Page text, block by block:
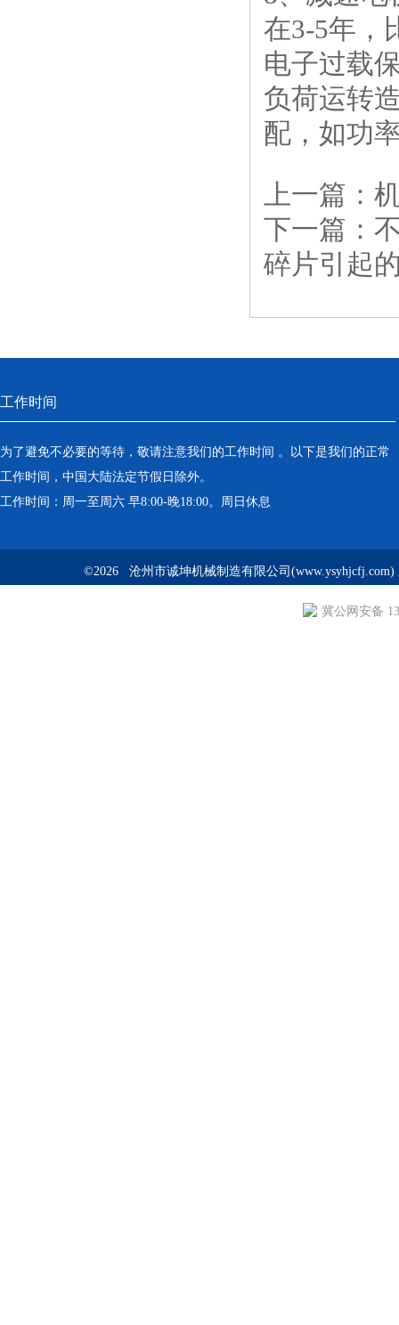
在3-5年，
电子过载
负荷运转
配，如功
上一篇：
下一篇：
碎片引起
工作时间
为了避免不必要的等待，敬请注意我们的工作时间 。以下是我们的正常
工作时间，中国大陆法定节假日除外。
工作时间：周一至周六 早8:00-晚18:00。周日休息
©2026 沧州市诚坤机械制造有限公司
冀公网安备